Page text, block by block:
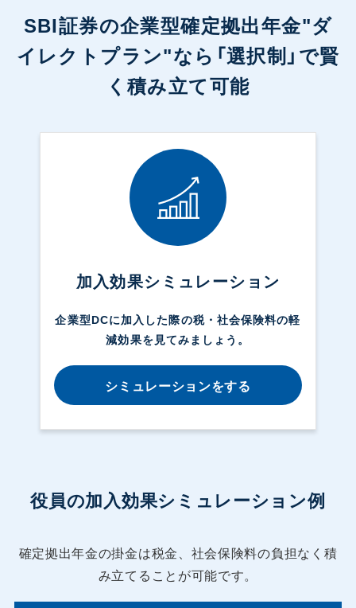
SBI証券の企業型確定拠出年金"ダ
イレクトプラン"なら 「選択制」で賢
く積み立て可能
加入効果シミュレーション
企業型DCに加入した際の税・社会保険料の軽
減効果を見てみましょう。
シミュレーションをする
役員の加入効果シミュレーション例
確定拠出年金の掛金は税金、社会保険料の負担なく積
み立てることが可能です。